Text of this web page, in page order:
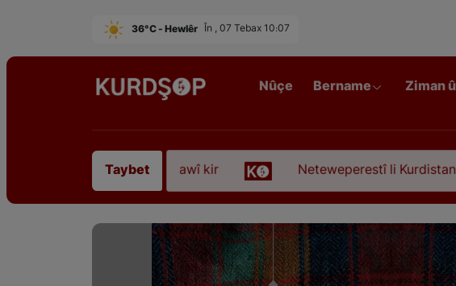
36°C - Hewlêr În , 07 Tebax 10:07
Nûçe Bername Ziman
Taybet
Sofyanî” koça dawî kir Neteweperestî li Kurdistanê: